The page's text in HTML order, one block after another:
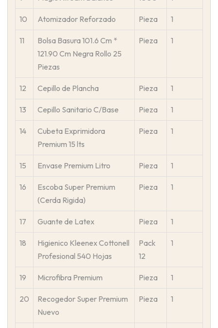
10 Atomizador Reforzado Pieza 1
11
Bolsa Basura 101.6 Cm *
121.90 Cm Negra Rollo 25
Piezas
Pieza 1
12 Cepillo de Plancha Pieza 1
13 Cepillo Sanitario C/Base Pieza 1
14
Cubeta Exprimidora
Premium 15 lts
Pieza 1
15 Envase Premium Litro Pieza 1
16
Escoba Super Premium
(Cerda Rigida)
Pieza 1
17 Guante de Latex Pieza 1
18
Higienico Kleenex Cottonell
Profesional 540 Hojas
Pack
12
1
19 Microfibra Premium Pieza 1
20
Recogedor Super Premium
Nuevo
Pieza 1